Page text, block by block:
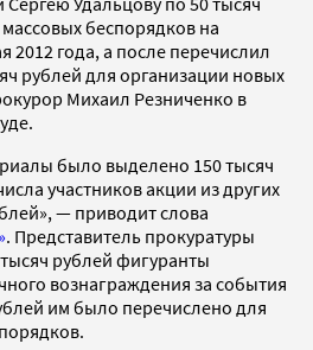
беспорядков на
года, а после перечислил
рублей для организации новых
Михаил Резниченко в
было выделено 150 тысяч
участников акции из других
— приводит слова
. Представитель прокуратуры
рублей фигуранты
вознаграждения за события
им было перечислено для